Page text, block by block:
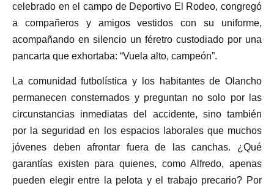
celebrado en el campo de Deportivo El Rodeo, congregó
a compañeros y amigos vestidos con su uniforme,
acompañando en silencio un féretro custodiado por una
pancarta que exhortaba: “Vuela alto, campeón”.
La comunidad futbolística y los habitantes de Olancho
permanecen consternados y preguntan no solo por las
circunstancias inmediatas del accidente, sino también
por la seguridad en los espacios laborales que muchos
jóvenes deben afrontar fuera de las canchas. ¿Qué
garantías existen para quienes, como Alfredo, apenas
pueden elegir entre la pelota y el trabajo precario? Por